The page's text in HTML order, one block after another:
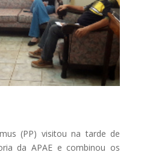
(PP) visitou na tarde de
da APAE e combinou os